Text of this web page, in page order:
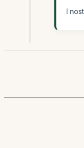
I